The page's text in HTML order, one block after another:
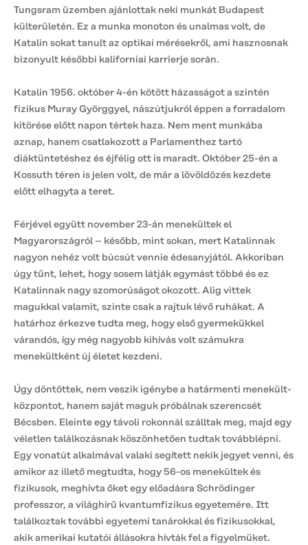
Tungsram üzemben ajánlottak neki munkát Budapest
külterületén. Ez a munka monoton és unalmas volt, de
Katalin sokat tanult az optikai mérésekről, ami hasznosnak
bizonyult későbbi kaliforniai karrierje során.
Katalin 1956. október 4-én kötött házasságot a szintén
fizikus Muray Györggyel, nászútjukról éppen a forradalom
kitörése előtt napon tértek haza. Nem ment munkába
aznap, hanem csatlakozott a Parlamenthez tartó
diáktüntetéshez és éjfélig ott is maradt. Október 25-én a
Kossuth téren is jelen volt, de már a lövöldözés kezdete
előtt elhagyta a teret.
Férjével együtt november 23-án menekültek el
Magyarországról – később, mint sokan, mert Katalinnak
nagyon nehéz volt búcsút vennie édesanyjától. Akkoriban
úgy tűnt, lehet, hogy sosem látják egymást többé és ez
Katalinnak nagy szomorúságot okozott. Alig vittek
magukkal valamit, szinte csak a rajtuk lévő ruhákat. A
határhoz érkezve tudta meg, hogy első gyermekükkel
várandós, így még nagyobb kihívás volt számukra
menekültként új életet kezdeni.
Úgy döntöttek, nem veszik igénybe a határmenti menekült-
központot, hanem saját maguk próbálnak szerencsét
Bécsben. Eleinte egy távoli rokonnál szálltak meg, majd egy
véletlen találkozásnak köszönhetően tudtak továbblépni.
Egy vonatút alkalmával valaki segített nekik jegyet venni, és
amikor az illető megtudta, hogy 56-os menekültek és
fizikusok, meghívta őket egy előadásra Schrödinger
professzor, a világhírű kvantumfizikus egyetemére. Itt
találkoztak további egyetemi tanárokkal és fizikusokkal,
akik amerikai kutatói állásokra hívták fel a figyelmüket.